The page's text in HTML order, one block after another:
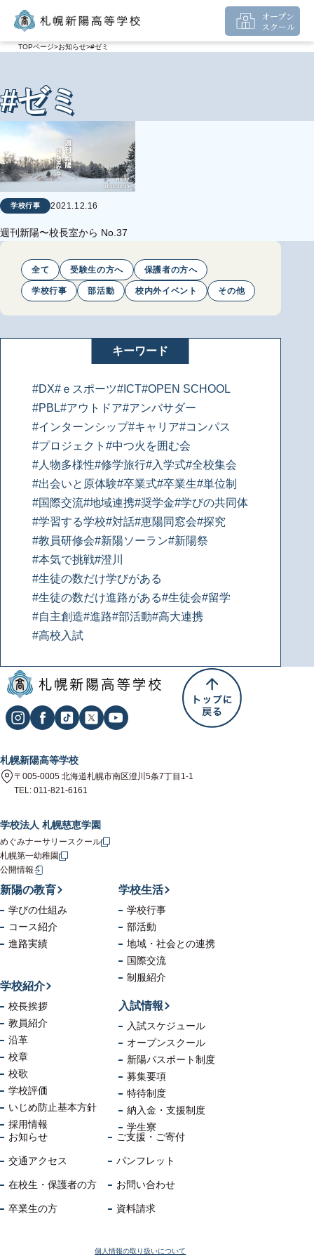
オープン
スクール
TOPページ お知らせ #ゼミ
#ゼミ
学校行事 2021.12.16
週刊新陽〜校長室から No.37
全て 受験生の方へ 保護者の方へ
学校行事 部活動 校内外イベント その他
キーワード
#DX#ｅスポーツ#ICT#OPEN SCHOOL
#PBL#アウトドア#アンバサダー
#インターンシップ#キャリア#コンパス
#プロジェクト #中つ火を囲む会
#人物多様性#修学旅行#入学式#全校集会
#出会いと原体験#卒業式#卒業生#単位制
#国際交流#地域連携#奨学金#学びの共同体
#学習する学校#対話#恵陽同窓会#探究
#教員研修会#新陽ソーラン#新陽祭
#本気で挑戦#澄川
#生徒の数だけ学びがある
#生徒の数だけ進路がある#生徒会#留学
#自主創造#進路#部活動#高大連携
#高校入試
札幌新陽高等学校
〒005-0005 北海道札幌市南区澄川5条7丁目1-1
TEL: 011-821-6161
学校法人 札幌慈恵学園
めぐみナーサリースクール
札幌第一幼稚園
公開情報
新陽の教育
学びの仕組み
コース紹介
進路実績
学校生活
学校行事
部活動
地域・社会との連携
国際交流
制服紹介
学校紹介
校長挨拶
教員紹介
沿革
校章
校歌
学校評価
いじめ防止基本方針
採用情報
入試情報
入試スケジュール
オープンスクール
新陽パスポート制度
募集要項
特待制度
納入金・支援制度
学生寮
お知らせ
交通アクセス
在校生・保護者の方
卒業生の方
ご支援・ご寄付
パンフレット
お問い合わせ
資料請求
個人情報の取り扱いについて